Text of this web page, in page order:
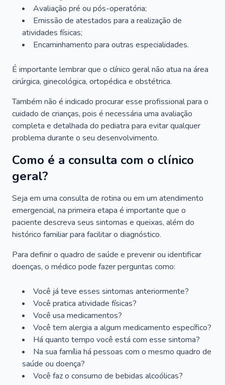
Avaliação pré ou pós-operatória;
Emissão de atestados para a realização de
atividades físicas;
Encaminhamento para outras especialidades.
É importante lembrar que o clínico geral não atua na área
cirúrgica, ginecológica, ortopédica e obstétrica.
Também não é indicado procurar esse profissional para o
cuidado de crianças, pois é necessária uma avaliação
completa e detalhada do pediatra para evitar qualquer
problema durante o seu desenvolvimento.
Como é a consulta com o clínico
geral?
Seja em uma consulta de rotina ou em um atendimento
emergencial, na primeira etapa é importante que o
paciente descreva seus sintomas e queixas, além do
histórico familiar para facilitar o diagnóstico.
Para definir o quadro de saúde e prevenir ou identificar
doenças, o médico pode fazer perguntas como:
Você já teve esses sintomas anteriormente?
Você pratica atividade físicas?
Você usa medicamentos?
Você tem alergia a algum medicamento específico?
Há quanto tempo você está com esse sintoma?
Na sua família há pessoas com o mesmo quadro de
saúde ou doença?
Você faz o consumo de bebidas alcoólicas?